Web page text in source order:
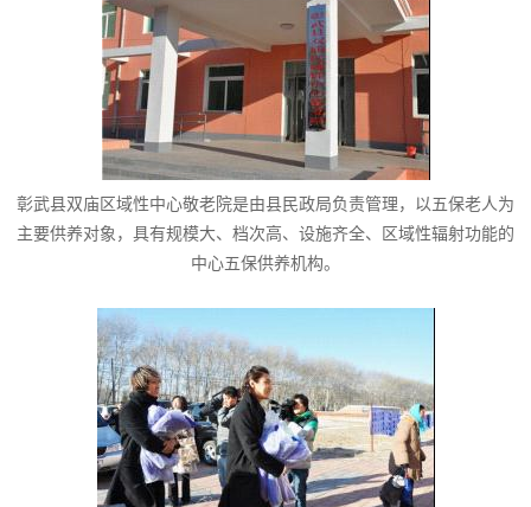
彰武县双庙区域性中心敬老院是由县民政局负责管理，以五保老人为
主要供养对象，具有规模大、档次高、设施齐全、区域性辐射功能的
中心五保供养机构。